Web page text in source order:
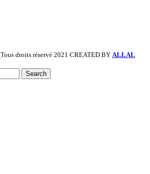
Tous droits réservé 2021 CREATED BY ALLAL
Search